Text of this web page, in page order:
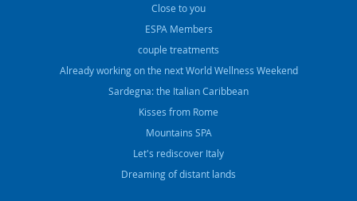
Close to you
ESPA Members
couple treatments
Already working on the next World Wellness Weekend
Sardegna: the Italian Caribbean
Kisses from Rome
Mountains SPA
Let's rediscover Italy
Dreaming of distant lands